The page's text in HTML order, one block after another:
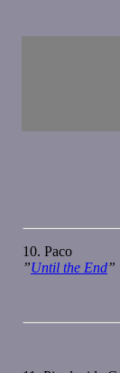
10. Paco
”Until the End”